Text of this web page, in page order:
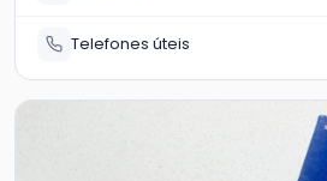
Telefones úteis